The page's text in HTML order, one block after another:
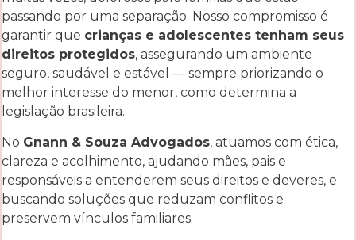
passando por uma separação. Nosso compromisso é
garantir que crianças e adolescentes tenham seus
direitos protegidos, assegurando um ambiente
seguro, saudável e estável — sempre priorizando o
melhor interesse do menor, como determina a
legislação brasileira.
No Gnann & Souza Advogados, atuamos com ética,
clareza e acolhimento, ajudando mães, pais e
responsáveis a entenderem seus direitos e deveres, e
buscando soluções que reduzam conflitos e
preservem vínculos familiares.